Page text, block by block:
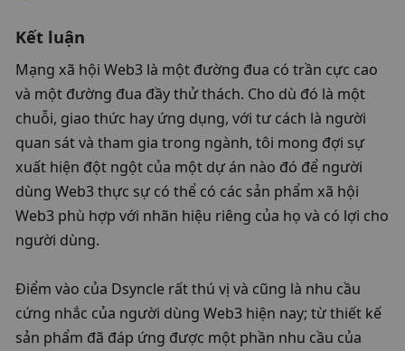
Kết luận
Mạng xã hội Web3 là một đường đua có trần cực cao
và một đường đua đầy thử thách. Cho dù đó là một
chuỗi, giao thức hay ứng dụng, với tư cách là người
quan sát và tham gia trong ngành, tôi mong đợi sự
xuất hiện đột ngột của một dự án nào đó để người
dùng Web3 thực sự có thể có các sản phẩm xã hội
Web3 phù hợp với nhãn hiệu riêng của họ và có lợi cho
người dùng.
Điểm vào của Dsyncle rất thú vị và cũng là nhu cầu
cứng nhắc của người dùng Web3 hiện nay; từ thiết kế
sản phẩm đã đáp ứng được một phần nhu cầu của